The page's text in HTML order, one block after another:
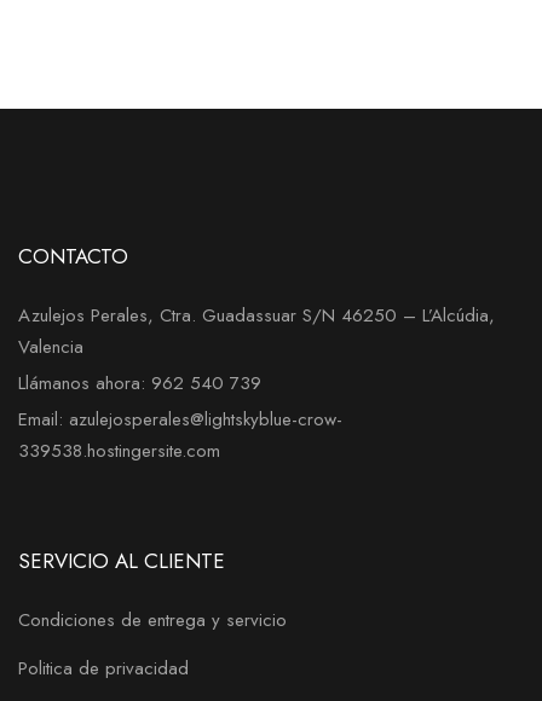
CONTACTO
Azulejos Perales, Ctra. Guadassuar S/N 46250 – L’Alcúdia,
Valencia
Llámanos ahora: 962 540 739
Email: azulejosperales@lightskyblue-crow-
339538.hostingersite.com
SERVICIO AL CLIENTE
Condiciones de entrega y servicio
Politica de privacidad